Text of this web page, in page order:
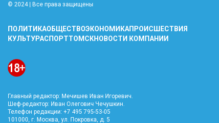
© 2024 | Все права защищены
ПОЛИТИКАОБЩЕСТВОЭКОНОМИКАПРОИСШЕСТВИЯ
КУЛЬТУРАСПОРТТОМСКНОВОСТИ КОМПАНИИ
Главный редактор: Мечишев Иван Игоревич.
Шеф-редактор: Иван Олегович Чечушкин.
Телефон редакции: +7 495 795-53-05
101000, г. Москва, ул. Покровка, д. 5